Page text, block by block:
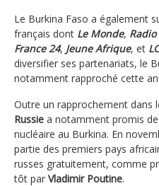
Le Burkina Faso a également
français dont Le Monde,
France 24, Jeune Afrique, et
diversifier ses partenariats, le
notamment rapproché cette
Outre un rapprochement dans
Russie a notamment promis
nucléaire au Burkina. En
partie des premiers pays
russes gratuitement, comme
tôt par Vladimir Poutine.